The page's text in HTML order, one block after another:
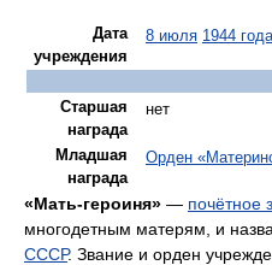
Дата
учреждения
8 июля 1944 года
Старшая
награда
нет
Младшая
награда
Орден
«Мать-героиня» — почётное
многодетным матерям, и
СССР. Звание и орден